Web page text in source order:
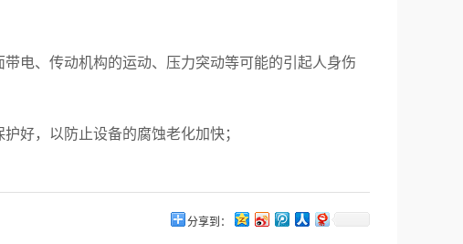
电、传动机构的运动、压力突动等可能的引起人身伤
好，以防止设备的腐蚀老化加快；
分享到：